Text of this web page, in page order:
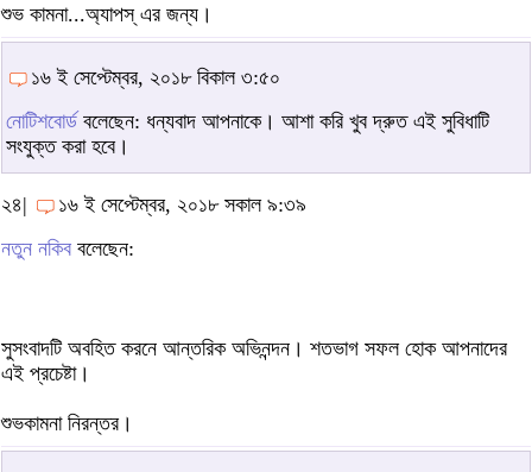
শুভ কামনা...অ্যাপস্ এর জন্য।
১৬ ই সেপ্টেম্বর, ২০১৮ বিকাল ৩:৫০
নোটিশবোর্ডবলেছেন: ধন্যবাদ আপনাকে। আশা করি খুব দ্রুত এই সুবিধাটি
সংযুক্ত করা হবে।
২৪|
১৬ ই সেপ্টেম্বর, ২০১৮ সকাল ৯:৩৯
নতুন নকিব বলেছেন:
সুসংবাদটি অবহিত করনে আন্তরিক অভিনন্দন। শতভাগ সফল হোক আপনাদের
এই প্রচেষ্টা।
শুভকামনা নিরন্তর।